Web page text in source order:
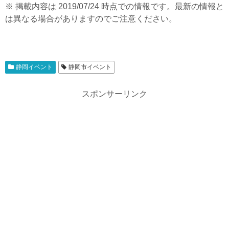
※ 掲載内容は 2019/07/24 時点での情報です。最新の情報と
は異なる場合がありますのでご注意ください。
静岡イベント 静岡市イベント
スポンサーリンク